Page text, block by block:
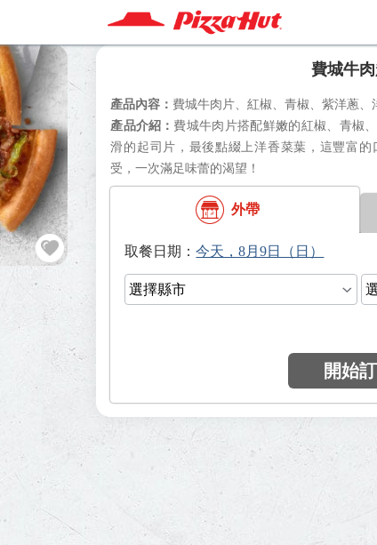
費城牛肉
費城牛肉片、紅椒、青椒、紫洋蔥
費城牛肉片搭配鮮嫩的紅椒、青椒
滑的起司片，最後點綴上洋香菜葉，這豐富
受，一次滿足味蕾的渴望！
外帶
日期：
開始